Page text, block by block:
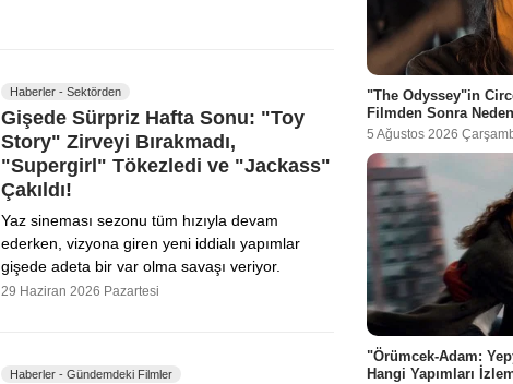
Haberler - Sektörden
Gişede Sürpriz Hafta Sonu: "Toy
Story" Zirveyi Bırakmadı,
"Supergirl" Tökezledi ve "Jackass"
Çakıldı!
Yaz sineması sezonu tüm hızıyla devam
ederken, vizyona giren yeni iddialı yapımlar
gişede adeta bir var olma savaşı veriyor.
29 Haziran 2026 Pazartesi
Haberler - Gündemdeki Filmler
"The Odyssey"in
Filmden Sonra Neden
5 Ağustos 2026
"Örümcek-Adam:
Hangi Yapımları